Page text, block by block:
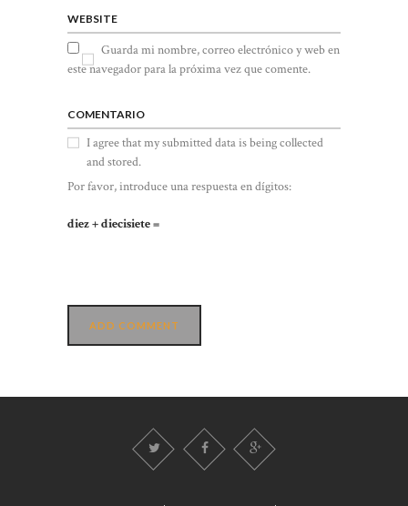
WEBSITE
Guarda mi nombre, correo electrónico y web en
este navegador para la próxima vez que comente.
COMENTARIO
I agree that my submitted data is being collected
and stored.
Por favor, introduce una respuesta en dígitos:
diez + diecisiete =